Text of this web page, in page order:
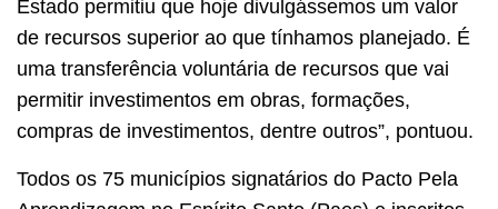
Estado permitiu que hoje divulgássemos um valor
de recursos superior ao que tínhamos planejado. É
uma transferência voluntária de recursos que vai
permitir investimentos em obras, formações,
compras de investimentos, dentre outros”, pontuou.
Todos os 75 municípios signatários do Pacto Pela